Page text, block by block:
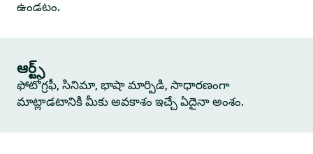
ఉండటం.
ఆర్ట్స్
ఫోటోగ్రఫీ, సినిమా, భాషా మార్పిడి, సాధారణంగా
మాట్లాడటానికి మీకు అవకాశం ఇచ్చే ఏదైనా అంశం.